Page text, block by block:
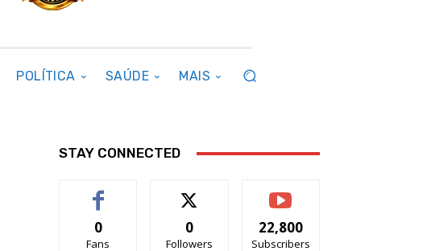
POLÍTICA SAÚDE MAIS
STAY CONNECTED
0
Fans
0
Followers
22,800
Subscribers